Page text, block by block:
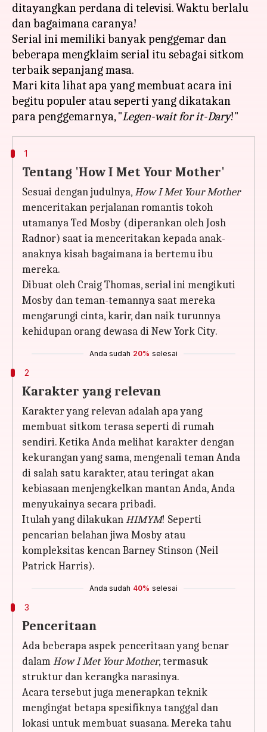
ditayangkan perdana di televisi. Waktu berlalu
dan bagaimana caranya!
Serial ini memiliki banyak penggemar dan
beberapa mengklaim serial itu sebagai sitkom
terbaik sepanjang masa.
Mari kita lihat apa yang membuat acara ini
begitu populer atau seperti yang dikatakan
para penggemarnya, "Legen-wait for it-Dary
1
Tentang 'How I Met Your Mother'
Sesuai dengan judulnya,How I Met Your Mother
menceritakan perjalanan romantis tokoh
utamanya Ted Mosby (diperankan oleh Josh
Radnor) saat ia menceritakan kepada anak-
anaknya kisah bagaimana ia bertemu ibu
mereka.
Dibuat oleh Craig Thomas, serial ini mengikuti
Mosby dan teman-temannya saat mereka
mengarungi cinta, karir, dan naik turunnya
kehidupan orang dewasa di New York City.
Anda sudah 20% selesai
2
Karakter yang relevan
Karakter yang relevan adalah apa yang
membuat sitkom terasa seperti di rumah
sendiri. Ketika Anda melihat karakter dengan
kekurangan yang sama, mengenali teman Anda
di salah satu karakter, atau teringat akan
kebiasaan menjengkelkan mantan Anda, Anda
menyukainya secara pribadi.
Itulah yang dilakukanHIMYM! Seperti
pencarian belahan jiwa Mosby atau
kompleksitas kencan Barney Stinson (Neil
Patrick Harris).
Anda sudah 40% selesai
3
Penceritaan
Ada beberapa aspek penceritaan yang benar
dalamHow I Met Your Mother, termasuk
struktur dan kerangka narasinya.
Acara tersebut juga menerapkan teknik
mengingat betapa spesifiknya tanggal dan
lokasi untuk membuat suasana. Mereka tahu